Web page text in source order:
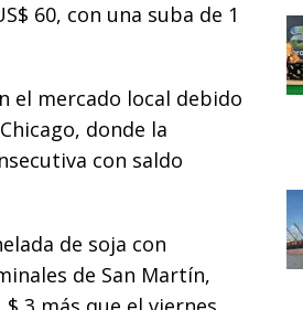
60, con una suba de 1
el mercado local debido
donde la
con saldo
de soja con
de San Martín,